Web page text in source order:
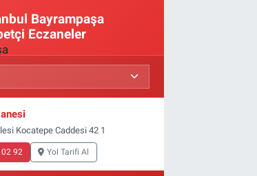
Bayrampaşa
Eczaneler
Kocatepe Caddesi 42 1
92 Yol Tarifi Al